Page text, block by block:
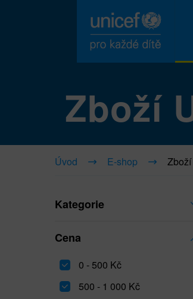
Zboží
Úvod E-shop Zboží
Kategorie
Cena
0 - 500 Kč
500 - 1 000 Kč